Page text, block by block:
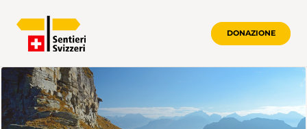
DONAZIONE